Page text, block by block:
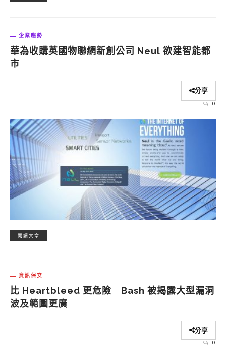
企業趨勢
華為收購英國物聯網新創公司 Neul 欲建智能都
市
分享
0
閱讀文章
資訊保安
比 Heartbleed 更危險 Bash 被揭露大型漏洞
波及範圍更廣
分享
0